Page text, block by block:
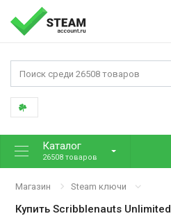
Каталог
26508 товаров
Магазин Steam ключи
КупитьScribblenauts Unlimited